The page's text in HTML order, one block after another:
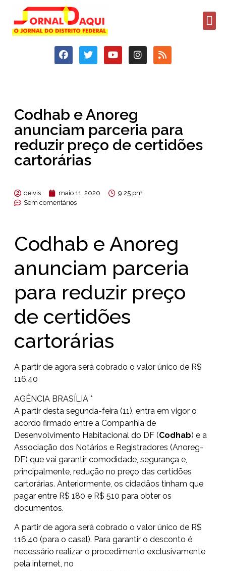
Codhab e Anoreg
anunciam parceria para
reduzir preço de certidões
cartorárias
deivis maio 11, 2020
9:25 pm
Sem comentários
Codhab e Anoreg
anunciam parceria
para reduzir preço
de certidões
cartorárias
A partir de agora será cobrado o valor único de R$
116,40
AGÊNCIA BRASÍLIA *
A partir desta segunda-feira (11), entra em vigor o
acordo firmado entre a Companhia de
Desenvolvimento Habitacional do DF (Codhab) e a
Associação dos Notários e Registradores (Anoreg-
DF) que vai garantir comodidade, segurança e,
principalmente, redução no preço das certidões
cartorárias. Anteriormente, os cidadãos tinham que
pagar entre R$ 180 e R$ 510 para obter os
documentos.
A partir de agora será cobrado o valor único de R$
116,40 (para o casal). Para garantir o desconto é
necessário realizar o procedimento exclusivamente
pela internet, no